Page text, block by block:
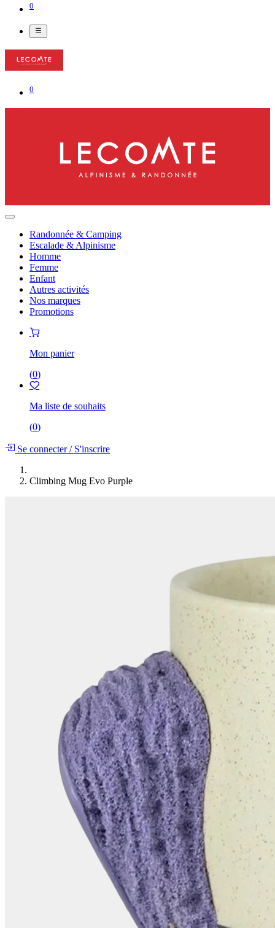
0
0
Randonnée & Camping
Escalade & Alpinisme
Homme
Femme
Enfant
Autres activités
Nos marques
Promotions
Mon panier
(0)
Ma liste de souhaits
(0)
Se connecter/S'inscrire
Climbing Mug Evo Purple